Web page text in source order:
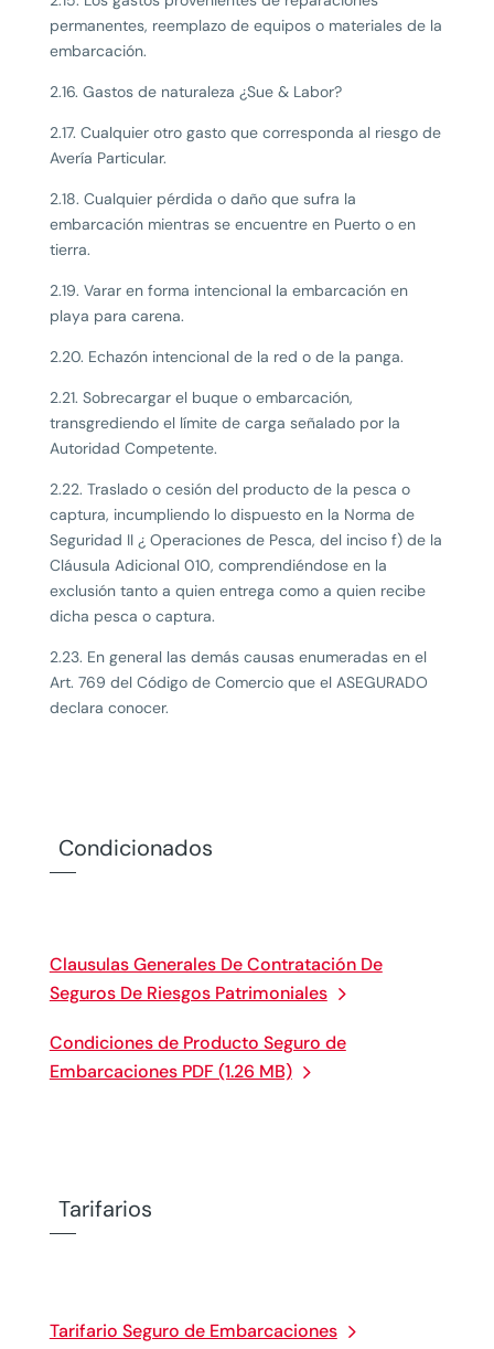
permanentes, reemplazo de equipos o materiales de la
embarcación.
2.16. Gastos de naturaleza ¿Sue & Labor?
2.17. Cualquier otro gasto que corresponda al riesgo de
Avería Particular.
2.18. Cualquier pérdida o daño que sufra la
embarcación mientras se encuentre en Puerto o en
tierra.
2.19. Varar en forma intencional la embarcación en
playa para carena.
2.20. Echazón intencional de la red o de la panga.
2.21. Sobrecargar el buque o embarcación,
transgrediendo el límite de carga señalado por la
Autoridad Competente.
2.22. Traslado o cesión del producto de la pesca o
captura, incumpliendo lo dispuesto en la Norma de
Seguridad II ¿ Operaciones de Pesca, del inciso f) de la
Cláusula Adicional 010, comprendiéndose en la
exclusión tanto a quien entrega como a quien recibe
dicha pesca o captura.
2.23. En general las demás causas enumeradas en el
Art. 769 del Código de Comercio que el ASEGURADO
declara conocer.
Condicionados
Clausulas Generales De Contratación De
Seguros De Riesgos Patrimoniales
Condiciones de Producto Seguro de
Embarcaciones PDF (1.26 MB)
Tarifarios
Tarifario Seguro de Embarcaciones